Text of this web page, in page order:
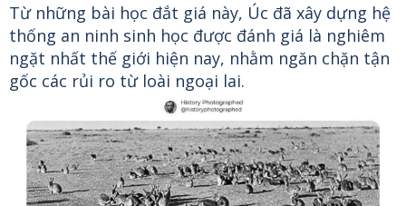
Từ những bài học đắt giá này, Úc đã xây dựng hệ
thống an ninh sinh học được đánh giá là nghiêm
ngặt nhất thế giới hiện nay, nhằm ngăn chặn tận
gốc các rủi ro từ loài ngoại lai.